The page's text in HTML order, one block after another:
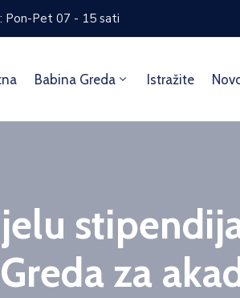
Pon-Pet 07 - 15 sati
Babina Greda Istražite
za